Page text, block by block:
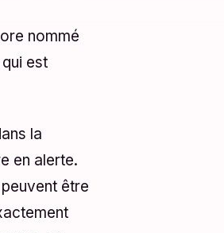
nommé
est
la
en alerte.
être